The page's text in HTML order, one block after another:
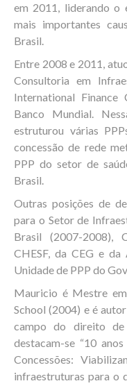
em 2011, liderando o
mais importantes
Brasil.
Entre 2008 e 2011,
Consultoria em
International
Banco Mundial.
estruturou várias
concessão de rede
PPP do setor de
Brasil.
Outras posições de
para o Setor de
Brasil (2007-2008),
CHESF, da CEG e
Unidade de PPP do
Mauricio é Mestre
School (2004) e é
campo do direito de
destacam-se “10
Concessões:
infraestruturas para o